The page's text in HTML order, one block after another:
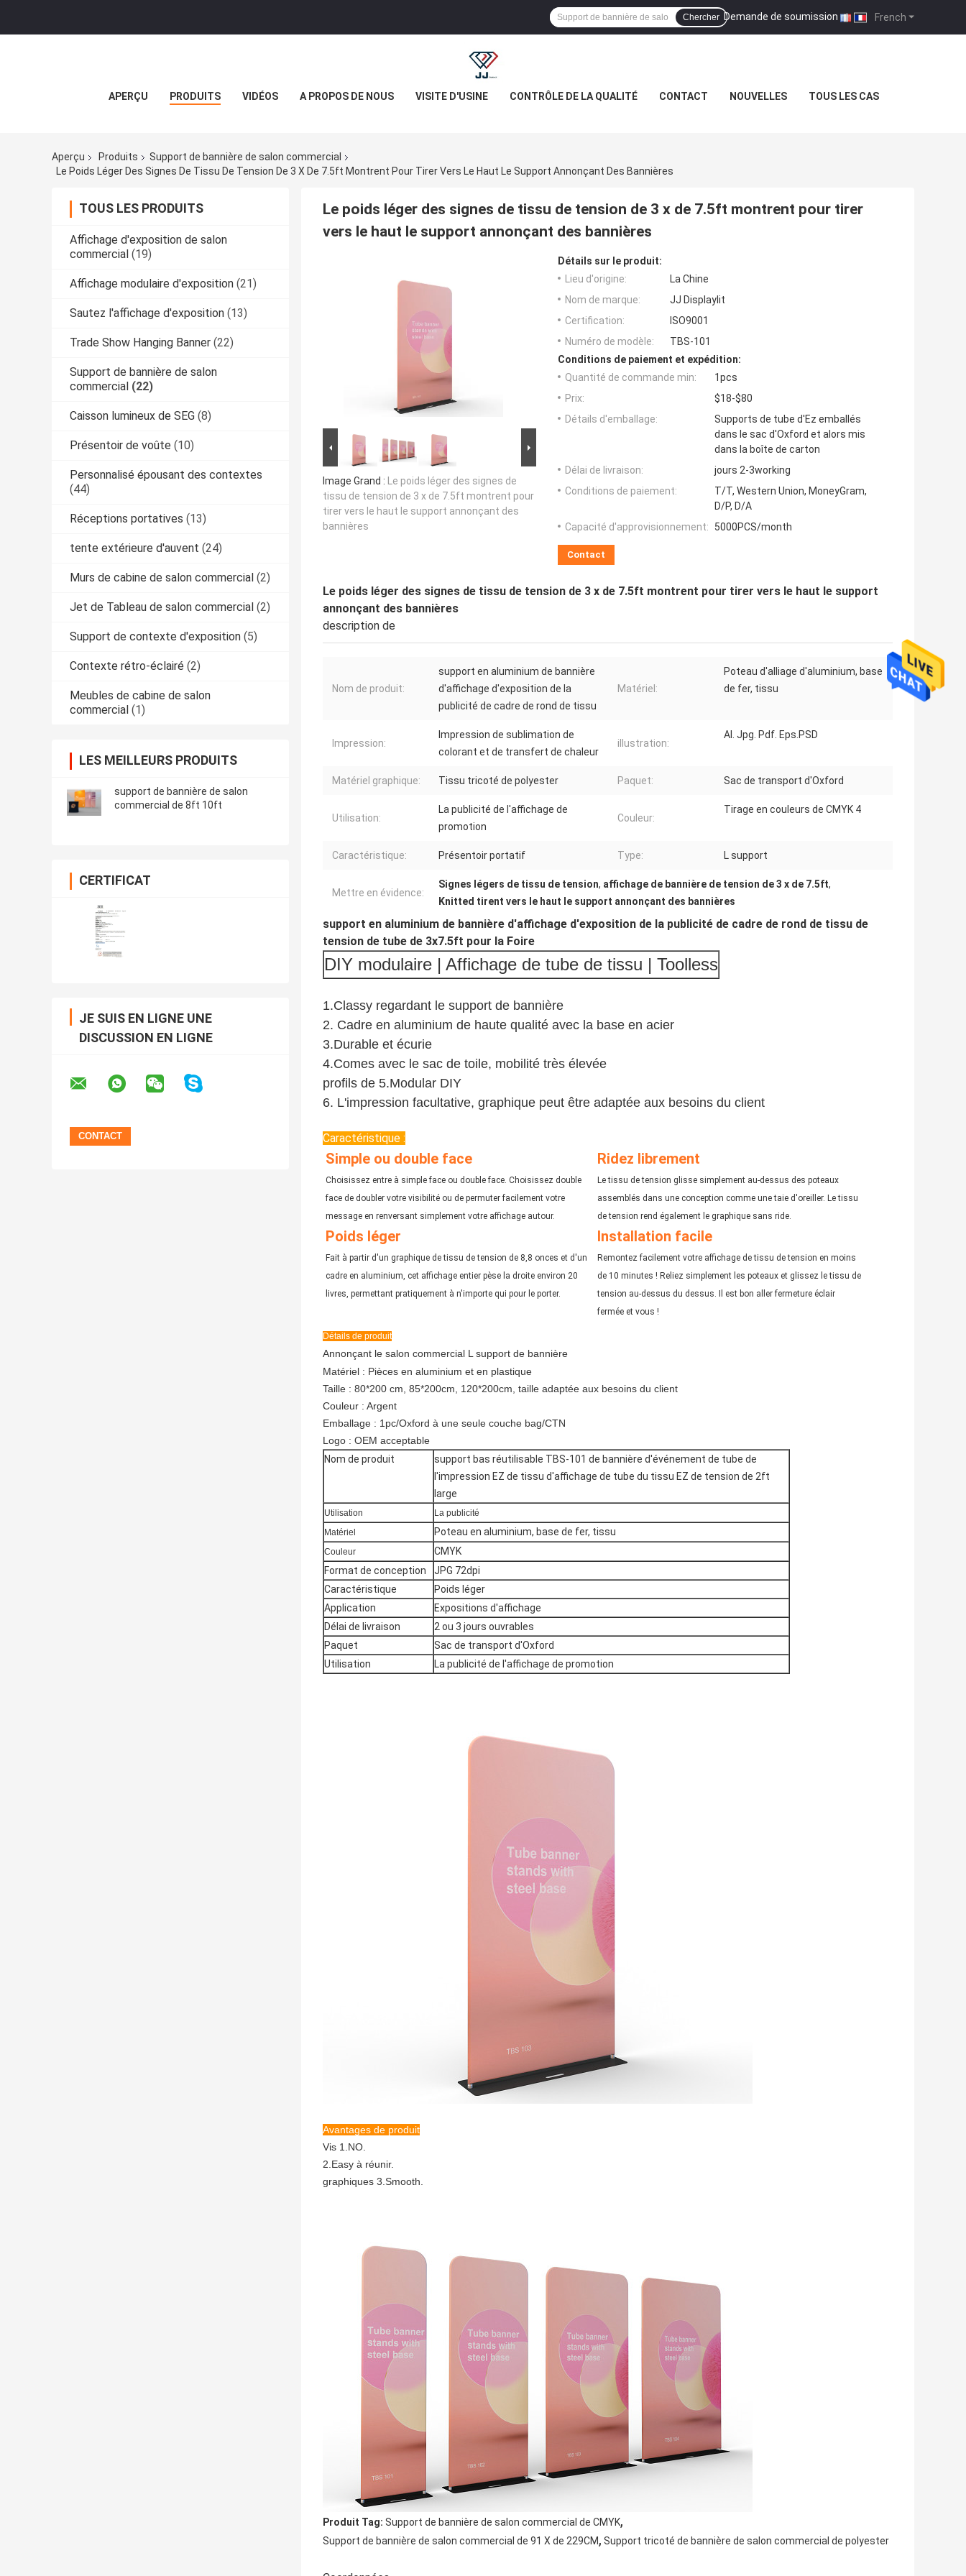
French
Demande de soumission |
Chercher
APERÇU PRODUITS VIDÉOS A PROPOS DE NOUS VISITE D'USINE CONTRÔLE DE LA QUALITÉ CONTACT NOUVELLES TOUS LES CAS
Aperçu Produits
Support de bannière de salon commercial
Le Poids Léger Des Signes De Tissu De Tension De 3 X De 7.5ft Montrent Pour Tirer Vers Le Haut Le Support Annonçant Des Bannières
TOUS LES PRODUITS
Affichage d'exposition de salon
commercial (19)
Affichage modulaire d'exposition (21)
Sautez l'affichage d'exposition (13)
Trade Show Hanging Banner (22)
Support de bannière de salon
commercial (22)
Caisson lumineux de SEG (8)
Présentoir de voûte (10)
Personnalisé épousant des contextes
(44)
Réceptions portatives (13)
tente extérieure d'auvent (24)
Murs de cabine de salon commercial (2)
Jet de Tableau de salon commercial (2)
Support de contexte d'exposition (5)
Contexte rétro-éclairé (2)
Meubles de cabine de salon
commercial (1)
LES MEILLEURS PRODUITS
support de bannière de salon
commercial de 8ft 10ft
CERTIFICAT
JE SUIS EN LIGNE UNE
DISCUSSION EN LIGNE
Le poids léger des signes de tissu de tension de 3 x de 7.5ft montrent pour tirer
vers le haut le support annonçant des bannières
Image Grand : Le poids léger des signes de
tissu de tension de 3 x de 7.5ft montrent pour
tirer vers le haut le support annonçant des
bannières
Détails sur le produit:
Lieu d'origine:
La Chine
Nom de marque:
JJ Displaylit
Certification:
ISO9001
Numéro de modèle:
TBS-101
Conditions de paiement et expédition:
Quantité de commande min:
1pcs
Prix:
$18-$80
Détails d'emballage:
Supports de tube d'Ez emballés
dans le sac d'Oxford et alors mis
dans la boîte de carton
Délai de livraison:
jours 2-3working
Conditions de paiement:
T/T, Western Union, MoneyGram,
D/P, D/A
Capacité d'approvisionnement:
5000PCS/month
Contact
Le poids léger des signes de tissu de tension de 3 x de 7.5ft montrent pour tirer vers le haut le support
annonçant des bannières
description de
Nom de produit:
support en aluminium de bannière
d'affichage d'exposition de la
publicité de cadre de rond de tissu
Matériel:
Poteau d'alliage d'aluminium, base
de fer, tissu
Impression:
Impression de sublimation de
colorant et de transfert de chaleur
illustration:
AI. Jpg. Pdf. Eps.PSD
Matériel graphique: Tissu tricoté de polyester Paquet: Sac de transport d'Oxford
Utilisation:
La publicité de l'affichage de
promotion
Couleur:
Tirage en couleurs de CMYK 4
Caractéristique: Présentoir portatif Type: L support
Mettre en évidence:
Signes légers de tissu de tension, affichage de bannière de tension de 3 x de 7.5ft,
Knitted tirent vers le haut le support annonçant des bannières
support en aluminium de bannière d'affichage d'exposition de la publicité de cadre de rond de tissu de
tension de tube de 3x7.5ft pour la Foire
DIY modulaire | Affichage de tube de tissu | Toolless
1.Classy regardant le support de bannière
2. Cadre en aluminium de haute qualité avec la base en acier
3.Durable et écurie
4.Comes avec le sac de toile, mobilité très élevée
profils de 5.Modular DIY
6. L'impression facultative, graphique peut être adaptée aux besoins du client
Caractéristique :
Simple ou double face
Choisissez entre à simple face ou double face. Choisissez double
face de doubler votre visibilité ou de permuter facilement votre
message en renversant simplement votre affichage autour.
Ridez librement
Le tissu de tension glisse simplement au-dessus des poteaux
assemblés dans une conception comme une taie d'oreiller. Le tissu
de tension rend également le graphique sans ride.
Poids léger
Fait à partir d'un graphique de tissu de tension de 8,8 onces et d'un
cadre en aluminium, cet affichage entier pèse la droite environ 20
livres, permettant pratiquement à n'importe qui pour le porter.
Installation facile
Remontez facilement votre affichage de tissu de tension en moins
de 10 minutes ! Reliez simplement les poteaux et glissez le tissu de
tension au-dessus du dessus. Il est bon aller fermeture éclair
fermée et vous !
Détails de produit
Annonçant le salon commercial L support de bannière
Matériel : Pièces en aluminium et en plastique
Taille : 80*200 cm, 85*200cm, 120*200cm, taille adaptée aux besoins du client
Couleur : Argent
Emballage : 1pc/Oxford à une seule couche bag/CTN
Logo : OEM acceptable
Nom de produit
support bas réutilisable TBS-101 de bannière d'événement de tube de
l'impression EZ de tissu d'affichage de tube du tissu EZ de tension de 2ft
large
Utilisation
La publicité
Matériel
Poteau en aluminium, base de fer, tissu
Couleur
CMYK
Format de conception
JPG 72dpi
Caractéristique
Poids léger
Application
Expositions d'affichage
Délai de livraison
2 ou 3 jours ouvrables
Paquet
Sac de transport d'Oxford
Utilisation
La publicité de l'affichage de promotion
Avantages de produit
Vis 1.NO.
2.Easy à réunir.
graphiques 3.Smooth.
Produit Tag: Support de bannière de salon commercial de CMYK,
Support de bannière de salon commercial de 91 X de 229CM, Support tricoté de bannière de salon commercial de polyester